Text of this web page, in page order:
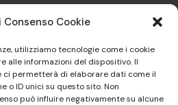
Cookie
utilizziamo tecnologie come i cookie
alle informazioni del dispositivo. Il
ci permetterà di elaborare dati come il
o ID unici su questo sito. Non
può influire negativamente su alcune
Specialisti in
e delle